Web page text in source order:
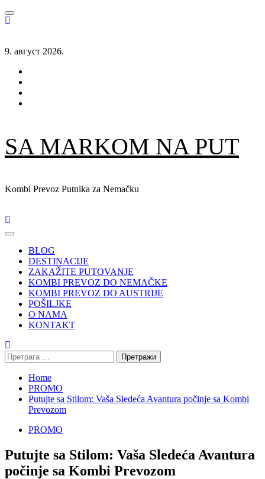
Skip
to
9. август 2026.
SA MARKOM NA PUT
Kombi Prevoz Putnika za Nemačku
Primary
BLOG
DESTINACIJE
ZAKAŽITE PUTOVANJE
KOMBI PREVOZ DO NEMAČKE
KOMBI PREVOZ DO AUSTRIJE
POŠILJKE
O NAMA
KONTAKT
Претрага
за:
Home
PROMO
Putujte sa Stilom: Vaša Sledeća Avantura počinje sa Kombi
Prevozom
PROMO
Putujte sa Stilom: Vaša Sledeća Avantura
počinje sa Kombi Prevozom